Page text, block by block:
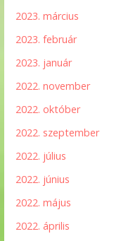
2023. március
2023. február
2023. január
2022. november
2022. október
2022. szeptember
2022. július
2022. június
2022. május
2022. április